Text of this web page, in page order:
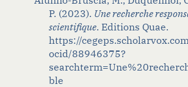
P. (2023). Une recherche
scientifique. Editions Quae.
https://
ocid/88946375?
ble